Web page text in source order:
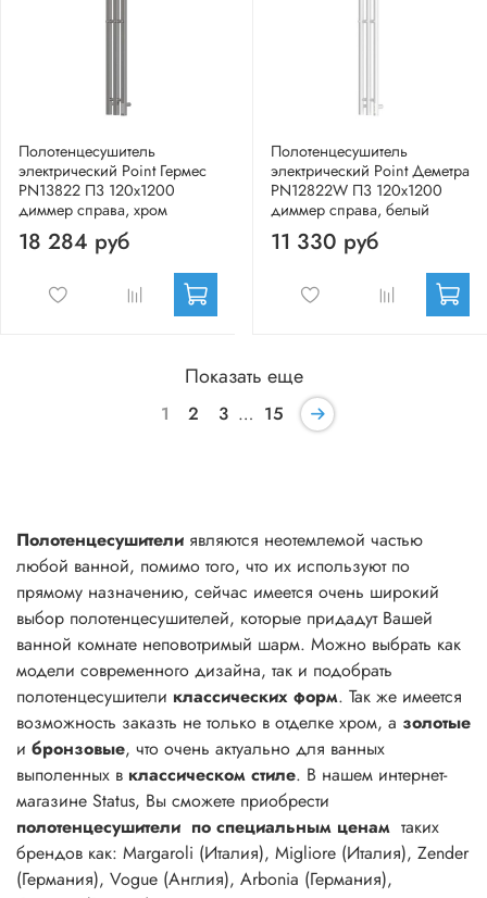
Полотенцесушитель
электрический Point Гермес
PN13822 П3 120x1200
диммер справа, хром
18 284 руб
Полотенцесушитель
электрический Point Деметра
PN12822W П3 120x1200
диммер справа, белый
11 330 руб
Показать еще
1 2 3 … 15
Полотенцесушители являются неотемлемой частью
любой ванной, помимо того, что их используют по
прямому назначению, сейчас имеется очень широкий
выбор полотенцесушителей, которые придадут Вашей
ванной комнате неповотримый шарм. Можно выбрать как
модели современного дизайна, так и подобрать
полотенцесушители классических форм. Так же имеется
возможность заказть не только в отделке хром, а золотые
и бронзовые, что очень актуально для ванных
выполенных в классическом стиле. В нашем интернет-
магазине Status, Вы сможете приобрести
полотенцесушители по специальным ценам таких
брендов как: Margaroli (Италия), Migliore (Италия), Zender
(Германия), Vogue (Англия), Arbonia (Германия),